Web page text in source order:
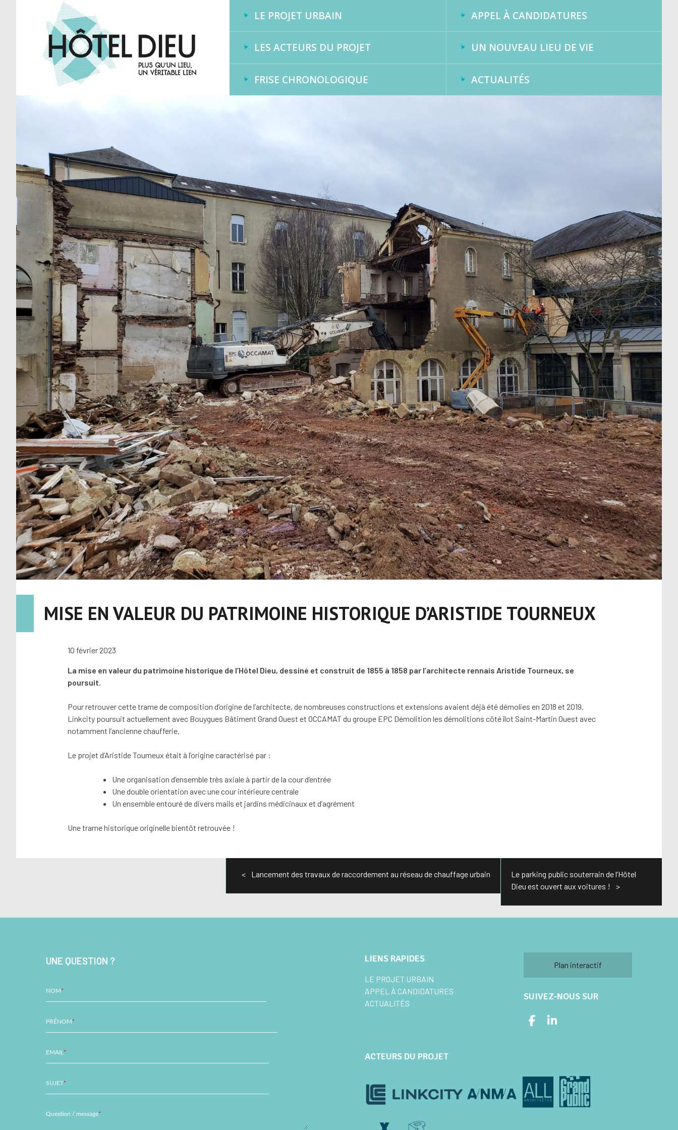
Rennes Hôtel Dieu
Plus qu'un lieu, un véritable lien
LE PROJET URBAIN APPEL À CANDIDATURES
LES ACTEURS DU PROJET UN NOUVEAU LIEU DE VIE
FRISE CHRONOLOGIQUE ACTUALITÉS
MISE EN VALEUR DU PATRIMOINE HISTORIQUE D’ARISTIDE TOURNEUX
10 février 2023
La mise en valeur du patrimoine historique de l’Hôtel Dieu, dessiné et construit de 1855 à 1858 par l’architecte rennais Aristide Tourneux, se
poursuit.
Pour retrouver cette trame de composition d’origine de l’architecte, de nombreuses constructions et extensions avaient déjà été démolies en 2018 et 2019.
Linkcity poursuit actuellement avec Bouygues Bâtiment Grand Ouest et OCCAMAT du groupe EPC Démolition les démolitions côté îlot Saint-Martin Ouest avec
notamment l’ancienne chaufferie.
Le projet d’Aristide Tourneux était à l’origine caractérisé par :
Une organisation d’ensemble très axiale à partir de la cour d’entrée
Une double orientation avec une cour intérieure centrale
Un ensemble entouré de divers mails et jardins médicinaux et d’agrément
Une trame historique originelle bientôt retrouvée !
Lancement des travaux de raccordement au réseau de chauffage urbain
Le parking public souterrain de l’Hôtel
Dieu est ouvert aux voitures !
UNE QUESTION ?
NOM*
PRÉNOM*
EMAIL *
SUJET*
Question / message*
LIENS RAPIDES
LE PROJET URBAIN
APPEL À CANDIDATURES
ACTUALITÉS
Plan interactif
SUIVEZ-NOUS SUR
ACTEURS DU PROJET